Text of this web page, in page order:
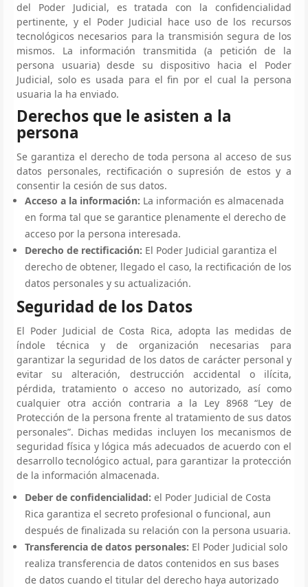
del Poder Judicial, es tratada con la confidencialidad
pertinente, y el Poder Judicial hace uso de los recursos
tecnológicos necesarios para la transmisión segura de los
mismos. La información transmitida (a petición de la
persona usuaria) desde su dispositivo hacia el Poder
Judicial, solo es usada para el fin por el cual la persona
usuaria la ha enviado.
Derechos que le asisten a la
persona
Se garantiza el derecho de toda persona al acceso de sus
datos personales, rectificación o supresión de estos y a
consentir la cesión de sus datos.
Acceso a la información: La información es almacenada
en forma tal que se garantice plenamente el derecho de
acceso por la persona interesada.
Derecho de rectificación: El Poder Judicial garantiza el
derecho de obtener, llegado el caso, la rectificación de los
datos personales y su actualización.
Seguridad de los Datos
El Poder Judicial de Costa Rica, adopta las medidas de
índole técnica y de organización necesarias para
garantizar la seguridad de los datos de carácter personal y
evitar su alteración, destrucción accidental o ilícita,
pérdida, tratamiento o acceso no autorizado, así como
cualquier otra acción contraria a la Ley 8968 “Ley de
Protección de la persona frente al tratamiento de sus datos
personales”. Dichas medidas incluyen los mecanismos de
seguridad física y lógica más adecuados de acuerdo con el
desarrollo tecnológico actual, para garantizar la protección
de la información almacenada.
Deber de confidencialidad: el Poder Judicial de Costa
Rica garantiza el secreto profesional o funcional, aun
después de finalizada su relación con la persona usuaria.
Transferencia de datos personales: El Poder Judicial solo
realiza transferencia de datos contenidos en sus bases
de datos cuando el titular del derecho haya autorizado